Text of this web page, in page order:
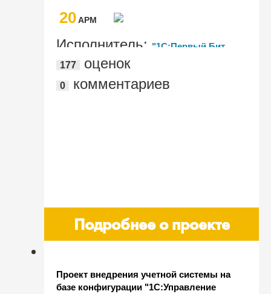
"ТРАНСФИНГРУП"
20AРМ
Исполнитель: "1С:Первый Бит,
Москва, - м. Шоссе Энтузиастов"
177 оценок
0 комментариев
Подробнее о проекте
Проект внедрения учетной системы на
базе конфигурации "1С:Управление